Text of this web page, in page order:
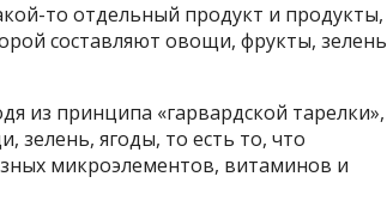
то отдельный продукт и продукты,
составляют овощи, фрукты, зелень
из принципа «гарвардской тарелки»,
зелень, ягоды, то есть то, что
микроэлементов, витаминов и